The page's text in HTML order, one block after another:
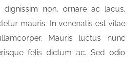
non, ornare ac lacus.
mauris. In venenatis est vitae
Mauris luctus nunc
felis dictum ac. Sed odio